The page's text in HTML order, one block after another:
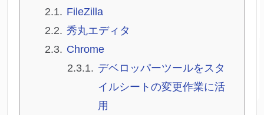
FileZilla
秀丸エディタ
Chrome
デベロッパーツールをスタ
イルシートの変更作業に活
用